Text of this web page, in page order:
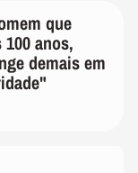
que
anos,
demais em